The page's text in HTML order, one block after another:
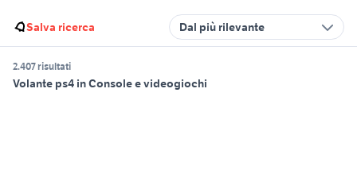
Salva ricerca Dal più rilevante
2.407 risultati
Volante ps4 in Console e videogiochi